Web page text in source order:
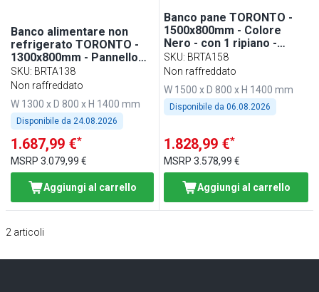
Banco alimentare non
refrigerato TORONTO -
1300x800mm - Pannello
frontale nero - piano di
lavoro in granito nero -
SKU: BRTA138
Non raffreddato
W 1300 x D 800 x H 1400 mm
Disponibile da 24.08.2026
1.687,99 €*
MSRP 3.079,99 €
Aggiungi al carrello
Banco pane TORONTO -
1500x800mm - Colore
Nero - con 1 ripiano -
piano di lavoro in granito
nero
SKU: BRTA158
Non raffreddato
W 1500 x D 800 x H 1400 mm
Disponibile da06.08.2026
1.828,99 €*
MSRP3.578,99 €
Aggiungi al carrello
2 articoli